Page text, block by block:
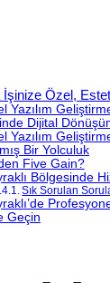
İşinize Özel,
Yazılım
Dijital
Yazılım
Bir Yolculuk
Five Gain?
Bölgesinde
Sık Sorulan
Geçin